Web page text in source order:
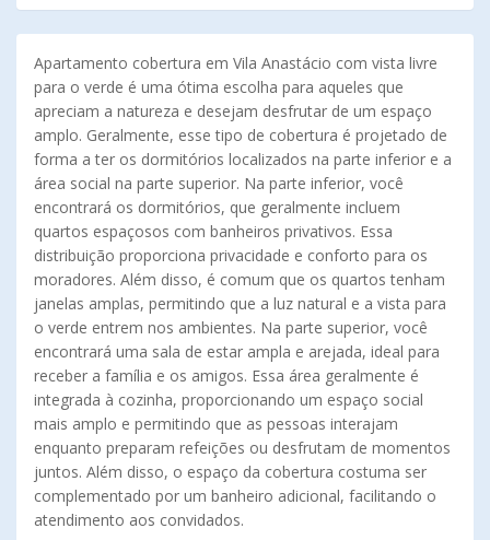
Apartamento cobertura em Vila Anastácio com vista livre
para o verde é uma ótima escolha para aqueles que
apreciam a natureza e desejam desfrutar de um espaço
amplo. Geralmente, esse tipo de cobertura é projetado de
forma a ter os dormitórios localizados na parte inferior e a
área social na parte superior. Na parte inferior, você
encontrará os dormitórios, que geralmente incluem
quartos espaçosos com banheiros privativos. Essa
distribuição proporciona privacidade e conforto para os
moradores. Além disso, é comum que os quartos tenham
janelas amplas, permitindo que a luz natural e a vista para
o verde entrem nos ambientes. Na parte superior, você
encontrará uma sala de estar ampla e arejada, ideal para
receber a família e os amigos. Essa área geralmente é
integrada à cozinha, proporcionando um espaço social
mais amplo e permitindo que as pessoas interajam
enquanto preparam refeições ou desfrutam de momentos
juntos. Além disso, o espaço da cobertura costuma ser
complementado por um banheiro adicional, facilitando o
atendimento aos convidados.